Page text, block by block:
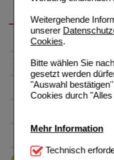
Weitergehende
unserer
Cookies.
Bitte wählen Sie
gesetzt werden
"Auswahl
Cookies durch
Mehr Information
Technisch
Technisch